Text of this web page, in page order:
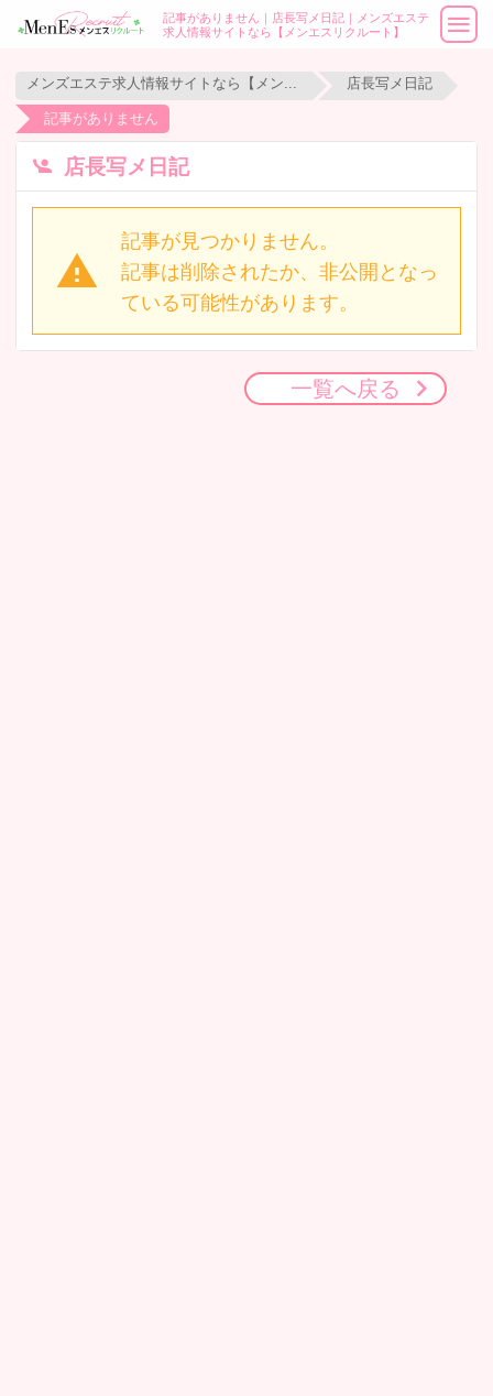
記事がありません｜店長写メ日記｜メンズエステ
求人情報サイトなら【メンエスリクルート】
店長写メ日記
記事がありません
店長写メ日記
記事が見つかりません。
記事は削除されたか、非公開となっ
ている可能性があります。
一覧へ戻る